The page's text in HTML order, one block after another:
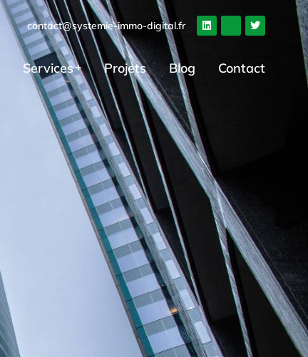
contact@systemie-immo-digital.fr
Services Projets Blog Contact